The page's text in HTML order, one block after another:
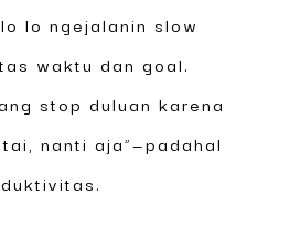
lo ngejalanin slow
waktu dan goal.
stop duluan karena
nanti aja”—padahal